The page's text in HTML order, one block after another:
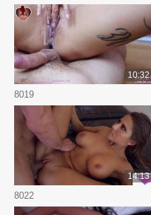
8019
10:32
8022
14:13